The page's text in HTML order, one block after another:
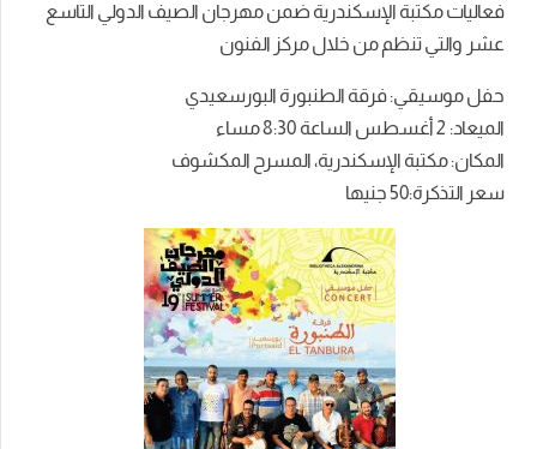
فعاليات مكتبة الإسكندرية ضمن مهرجان الصيف الدولي التاسع
عشر والتي تنظم من خلال مركز الفنون
حفل موسيقي: فرقة الطنبورة البورسعيدي
الميعاد: 2 أغسطس الساعة 8:30 مساء
المكان: مكتبة الإسكندرية، المسرح المكشوف
سعر التذكرة:50 جنيها